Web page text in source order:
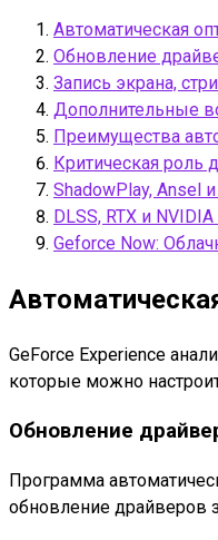
Автоматическая
Обновление
Запись экрана,
Дополнительные
Преимущества
Критическая роль
ShadowPlay, Ansel
DLSS, RTX и
Geforce Now:
GeForce Experience
которые можно
Обновление
Программа
обновление драйверов